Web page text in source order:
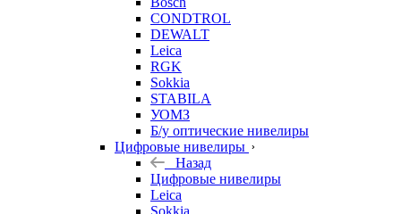
CONDTROL
DEWALT
Leica
RGK
Sokkia
STABILA
УОМЗ
Б/у оптические нивелиры
Цифровые нивелиры
Назад
Цифровые нивелиры
Leica
Sokkia